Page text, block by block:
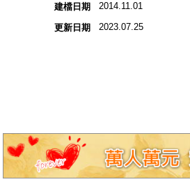
建檔日期 2014.11.01
更新日期 2023.07.25